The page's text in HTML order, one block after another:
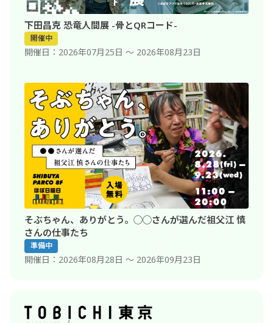
下田昌克 恐竜人間展 -骨とQRコード-
開催中
開催日 2026年07月25日 〜 2026年08月23日
そぶちゃん、ありがとう。 ◯◯さんが選んだ祖父江 慎
さんの仕事たち
準備中
開催日 2026年08月28日 〜 2026年09月23日